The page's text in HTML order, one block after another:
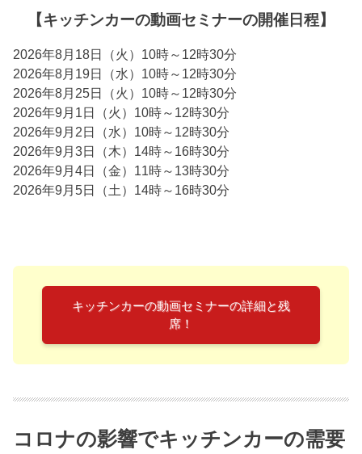
【キッチンカーの動画セミナーの開催日程】
2026年8月18日（火）10時～12時30分
2026年8月19日（水）10時～12時30分
2026年8月25日（火）10時～12時30分
2026年9月1日（火）10時～12時30分
2026年9月2日（水）10時～12時30分
2026年9月3日（木）14時～16時30分
2026年9月4日（金）11時～13時30分
2026年9月5日（土）14時～16時30分
キッチンカーの動画セミナーの詳細と残
席！
コロナの影響でキッチンカーの需要